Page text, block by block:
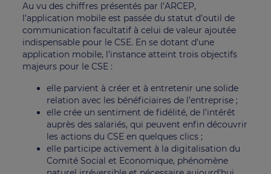
Au vu des chiffres présentés par l’ARCEP,
l’application mobile est passée du statut d’outil de
communication facultatif à celui de valeur ajoutée
indispensable pour le CSE. En se dotant d’une
application mobile, l’instance atteint trois objectifs
majeurs pour le CSE :
elle parvient à créer et à entretenir une solide
relation avec les bénéficiaires de l’entreprise ;
elle crée un sentiment de fidélité, de l’intérêt
auprès des salariés, qui peuvent enfin découvrir
les actions du CSE en quelques clics ;
elle participe activement à la digitalisation du
Comité Social et Economique, phénomène